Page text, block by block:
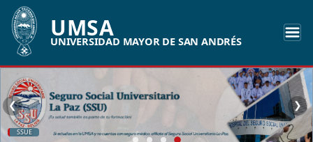
UMSA
UNIVERSIDAD MAYOR DE SAN ANDRÉS
SSUE
❮ ❯